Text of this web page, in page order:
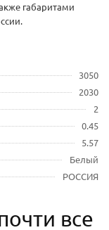
габаритами
3050
2030
2
0.45
5.57
Белый
РОССИЯ
все